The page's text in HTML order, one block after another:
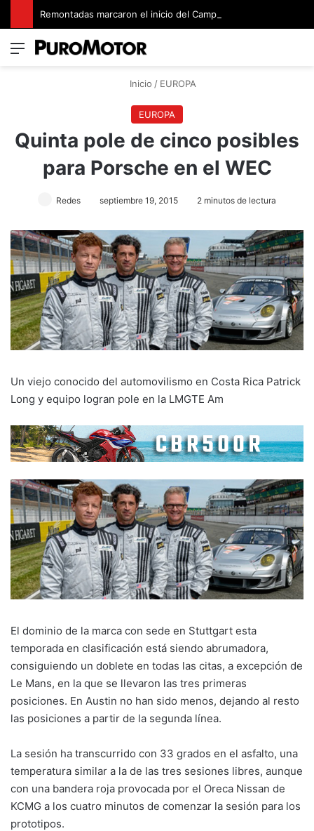
Menú
Inicio / EUROPA
EUROPA
Quinta pole de cinco posibles
para Porsche en el WEC
Redes septiembre 19, 2015 2 minutos de lectura
Un viejo conocido del automovilismo en Costa Rica Patrick
Long y equipo logran pole en la LMGTE Am
El dominio de la marca con sede en Stuttgart esta
temporada en clasificación está siendo abrumadora,
consiguiendo un doblete en todas las citas, a excepción de
Le Mans, en la que se llevaron las tres primeras
posiciones. En Austin no han sido menos, dejando al resto
las posiciones a partir de la segunda línea.
La sesión ha transcurrido con 33 grados en el asfalto, una
temperatura similar a la de las tres sesiones libres, aunque
con una bandera roja provocada por el Oreca Nissan de
KCMG a los cuatro minutos de comenzar la sesión para los
prototipos.